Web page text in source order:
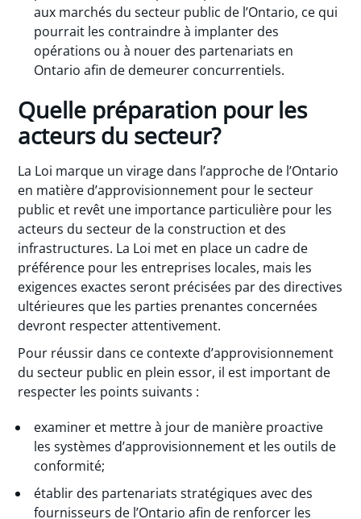
aux marchés du secteur public de l’Ontario, ce qui
pourrait les contraindre à implanter des
opérations ou à nouer des partenariats en
Ontario afin de demeurer concurrentiels.
Quelle préparation pour les
acteurs du secteur?
La Loi marque un virage dans l’approche de l’Ontario
en matière d’approvisionnement pour le secteur
public et revêt une importance particulière pour les
acteurs du secteur de la construction et des
infrastructures. La Loi met en place un cadre de
préférence pour les entreprises locales, mais les
exigences exactes seront précisées par des directives
ultérieures que les parties prenantes concernées
devront respecter attentivement.
Pour réussir dans ce contexte d’approvisionnement
du secteur public en plein essor, il est important de
respecter les points suivants :
examiner et mettre à jour de manière proactive
les systèmes d’approvisionnement et les outils de
conformité;
établir des partenariats stratégiques avec des
fournisseurs de l’Ontario afin de renforcer les